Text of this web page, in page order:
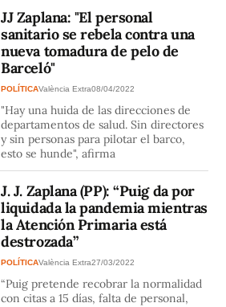
JJ Zaplana: "El personal
sanitario se rebela contra una
nueva tomadura de pelo de
Barceló"
POLÍTICAValència Extra08/04/2022
"Hay una huida de las direcciones de
departamentos de salud. Sin directores
y sin personas para pilotar el barco,
esto se hunde", afirma
J. J. Zaplana (PP): “Puig da por
liquidada la pandemia mientras
la Atención Primaria está
destrozada”
POLÍTICAValència Extra27/03/2022
“Puig pretende recobrar la normalidad
con citas a 15 días, falta de personal,